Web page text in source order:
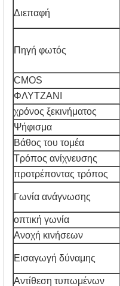
Διεπαφή
Πηγή φωτός
CMOS
ΦΛΥΤΖΑΝΙ
χρόνος ξεκινήματος
Ψήφισμα
Βάθος του τομέα
Τρόπος ανίχνευσης
προτρέποντας τρόπος
Γωνία ανάγνωσης
οπτική γωνία
Ανοχή κινήσεων
Εισαγωγή δύναμης
Αντίθεση τυπωμένων